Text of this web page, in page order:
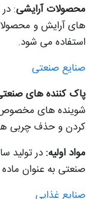
محصولات آرایشی:
های آرایش و
استفاده می شود.
صنایع صنعتی
پاک کننده های
شوینده های مخصوص
کردن و حذف چربی ها
مواد اولیه: در تولید
صنعتی به عنوان
صنایع غذایی